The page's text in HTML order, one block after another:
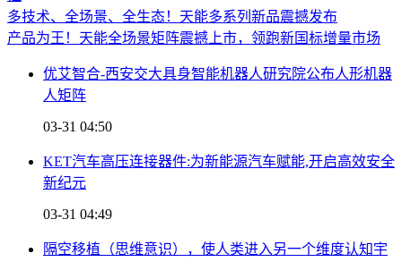
多技术、全场景、全生态！天能多系列新品震撼发布
产品为王！天能全场景矩阵震撼上市，领跑新国标增量市场
优艾智合-西安交大具身智能机器人研究院公布人形机器
人矩阵
03-31 04:50
KET汽车高压连接器件:为新能源汽车赋能,开启高效安全
新纪元
03-31 04:49
隔空移植（思维意识），使人类进入另一个维度认知宇